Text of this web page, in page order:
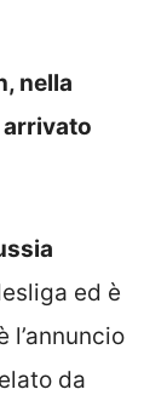
nella
arrivato
ed è
l’annuncio
da